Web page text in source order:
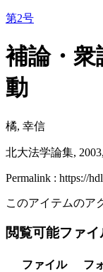
第2号
補論・衆
動
橘, 幸信
北大法学論集,
Permalink : https://
このアイテムのア
閲覧可能ファイ
ファイル フ